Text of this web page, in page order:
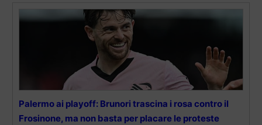
Palermo ai playoff: Brunori trascina i rosa contro il
Frosinone, ma non basta per placare le proteste